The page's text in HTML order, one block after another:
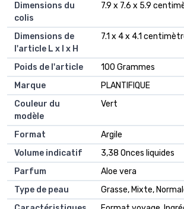
Dimensions du
colis
‎7.9 x 7.6 x 5.9
Dimensions de
l'article L x l x H
‎7.1 x 4 x 4.1
Poids de l'article
‎100 Grammes
Marque
‎PLANTIFIQUE
Couleur du
modèle
‎Vert
Format
‎Argile
Volume indicatif
‎3,38 Onces liquides
Parfum
‎Aloe vera
Type de peau
‎Grasse, Mixte,